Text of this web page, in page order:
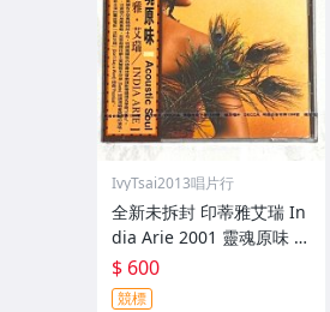
IvyTsai2013唱片行
全新未拆封 印蒂雅艾瑞 In
dia Arie 2001 靈魂原味 A
coustic Soul / 福茂唱片
台灣版專輯 CD / 附側標 歌
$ 600
競標